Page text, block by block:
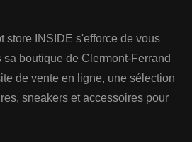
store INSIDE s'efforce de vous
sa boutique de Clermont-Ferrand
de vente en ligne, une sélection
sneakers et accessoires pour